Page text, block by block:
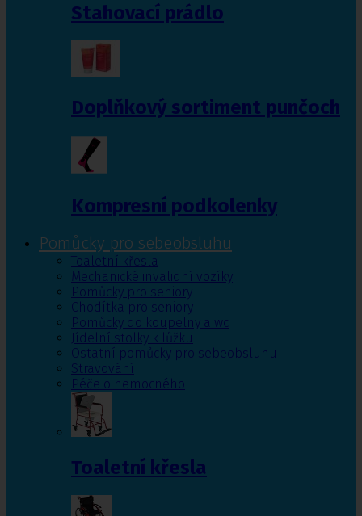
Stahovací prádlo
Doplňkový sortiment punčoch
Kompresní podkolenky
Pomůcky pro sebeobsluhu
Toaletní křesla
Mechanické invalidní vozíky
Pomůcky pro seniory
Chodítka pro seniory
Pomůcky do koupelny a wc
Jídelní stolky k lůžku
Ostatní pomůcky pro sebeobsluhu
Stravování
Péče o nemocného
Toaletní křesla